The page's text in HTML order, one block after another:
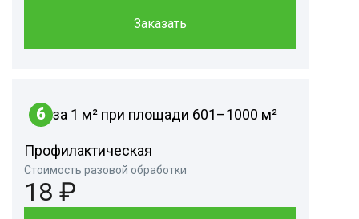
Заказать
6 за 1 м² при площади 601–1000 м²
Профилактическая
Стоимость разовой обработки
18 ₽